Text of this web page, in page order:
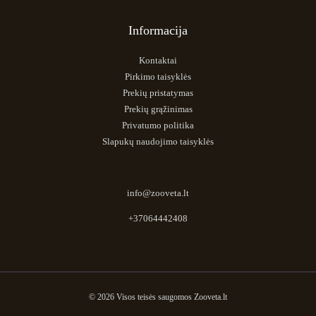
Informacija
Kontaktai
Pirkimo taisyklės
Prekių pristatymas
Prekių grąžinimas
Privatumo politika
Slapukų naudojimo taisyklės
info@zooveta.lt
+37064442408
© 2026 Visos teisės saugomos Zooveta.lt